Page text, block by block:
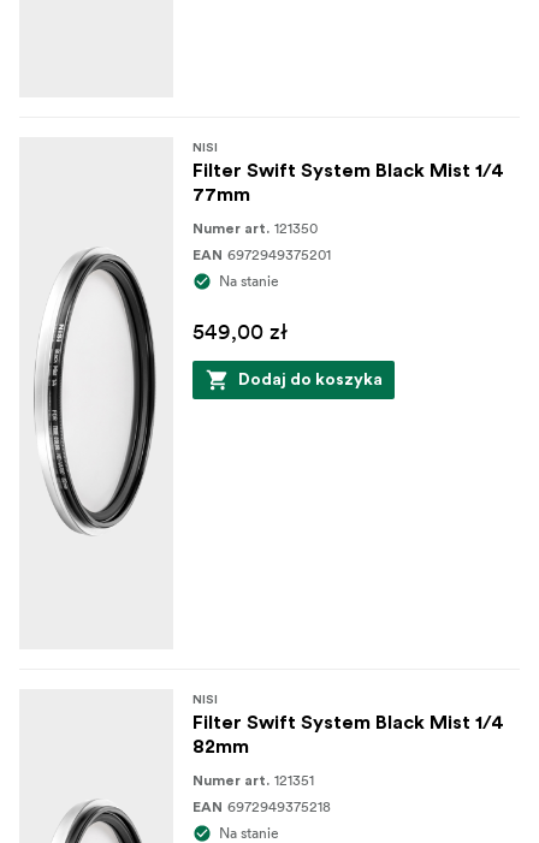
NISI
Filter Swift System Black Mist 1/4
77mm
Numer art. 121350
EAN 6972949375201
Na stanie
549,00 zł
Dodaj do koszyka
NISI
Filter Swift System Black Mist 1/4
82mm
Numer art. 121351
EAN 6972949375218
Na stanie